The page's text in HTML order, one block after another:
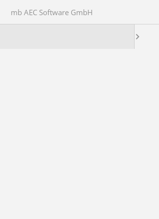
mb AEC Software GmbH